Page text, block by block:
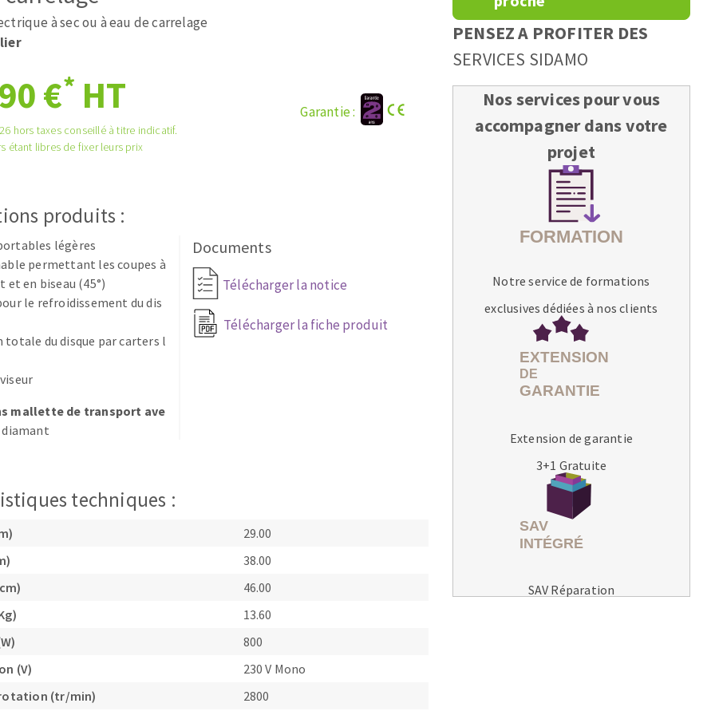
à profil
diamantés
Système auto-nivelant à vis
MACHINES POUR LE TRAVAIL DU
MÉTAL
Tronçonneuses
à sec ou à eau de carrelage
€* HT
hors taxes conseillé à titre indicatif.
étant libres de fixer leurs prix
Garantie :
produits :
légères
permettant les coupes à
et en biseau (45°)
le refroidissement du dis
du disque par carters l
mallette de transport ave
diamant
Documents
Télécharger la notice
Télécharger la fiche produit
techniques :
29.00
38.00
46.00
13.60
800
(V)
230 V Mono
(tr/min)
2800
PENSEZ A PROFITER DES
SERVICES SIDAMO
Nos services pour vous
accompagner dans votre
projet
Notre service de formations
exclusives dédiées à nos clients
Extension de garantie
3+1 Gratuite
SAV Réparation